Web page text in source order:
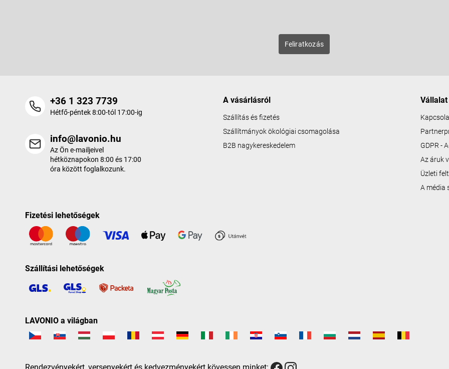
Feliratkozás
+36 1 323 7739
Hétfő-péntek 8:00-tól 17:00-ig
info@lavonio.hu
Az Ön e-mailjeivel
hétköznapokon 8:00 és 17:00
óra között foglalkozunk.
A vásárlásról
Szállítás és fizetés
Szállítmányok ökológiai csomagolása
B2B nagykereskedelem
Vállalat
GDPR -
Az áruk
Üzleti
A média
Fizetési lehetőségek
Szállítási lehetőségek
LAVONIO a világban